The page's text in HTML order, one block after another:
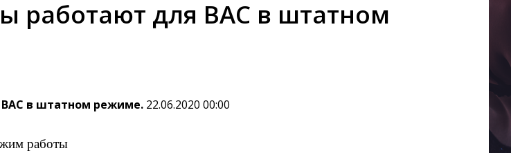
работают для ВАС в штатном
в штатном режиме. 22.06.2020 00:00
работы